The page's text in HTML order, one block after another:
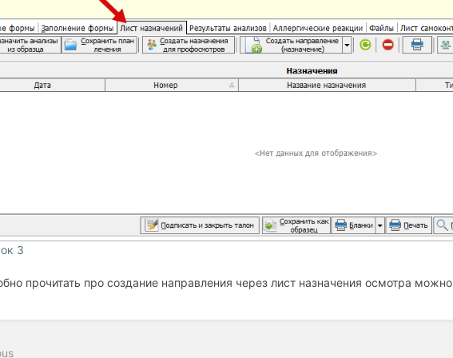
3
прочитать про создание направления через лист назначения осмотра можно